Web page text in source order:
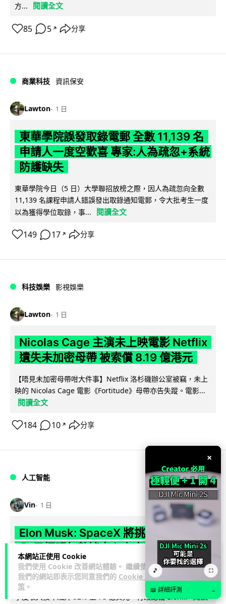
本網站正使用 Cookie
我們使用 Cookie 改善網站體驗。 繼續使用
我們的網站即表示您同意我們的 Cookie 政
策 。
方...
閱讀全文
85 5 ↗ 分享
商業科技 資訊保安
Lawton 1 日
東華學院誤發取錄電郵 全數 11,139 名
申請人一度空歡喜 專家:人為疏忽+系統
防護缺失
東華學院今日（5 日）大學聯招放榜之際，因人為疏忽向全數
11,139 名課程申請人錯誤發出取錄通知電郵，令大批考生一度
以為獲得學位取錄，事...
閱讀全文
149 17 ↗ 分享
科技娛樂 影視娛樂
Lawton 1 日
Nicolas Cage 主演未上映電影 Netflix
遺失未加密母帶 被索償 8.19 億港元
【唔見未加密母帶咁大件事】Netflix 洛杉磯辦公室被竊，未上
映的 Nicolas Cage 電影《Fortitude》母帶亦告失蹤。電影...
閱讀全文
184 10 ↗ 分享
人工智能
Vin 1 日
Elon Musk: SpaceX 將挑戰萬億年收
入 目標明年數據中心上太空 Starlink 覆
蓋全球170國
SpaceX 公佈最新第二季業績，受惠 Starlink 與 AI 業務帶動，
季度收入按年飆升 92% 至 78 億美元。行政總裁 Elon...
×
🎵 ⛶
📖 詳細評測 →